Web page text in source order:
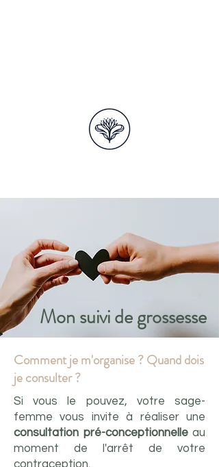
Mon suivi de grossesse
Comment je m'organise ? Quand dois
je consulter ?
Si vous le pouvez, votre sage-
femme vous invite à réaliser une
consultation pré-conceptionnelleau
moment de l'arrêt de votre
contraception.